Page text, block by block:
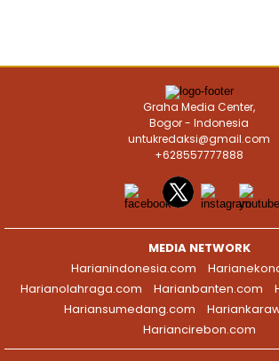
Graha Media Center,
Bogor - Indonesia
untukredaksi@gmail.com
+628557777888
MEDIA NETWORK
Harianindonesia.com
Harianolahraga.com
Harianbanten.com
Hariansumedang.com
Hariancirebon.com